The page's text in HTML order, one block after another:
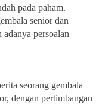
pada paham.
senior dan
persoalan
seorang gembala
dengan pertimbangan